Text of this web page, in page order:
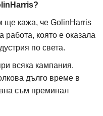
ще кажа, че GolinHarris
работа, която е оказала
по света.
всяка кампания.
дълго време в
съм преминал